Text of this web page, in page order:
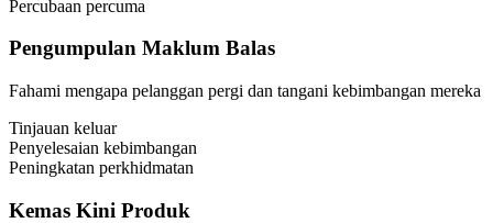
Percubaan percuma
Pengumpulan Maklum Balas
Fahami mengapa pelanggan pergi dan tangani kebimbangan mereka
Tinjauan keluar
Penyelesaian kebimbangan
Peningkatan perkhidmatan
Kemas Kini Produk